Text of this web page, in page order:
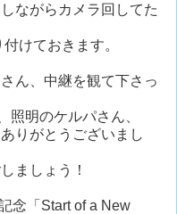
ながらカメラ回してた
けておきます。
ん、中継を観て下さっ
照明のケルパさん、
りがとうございまし
ましょう！
念「Start of a New